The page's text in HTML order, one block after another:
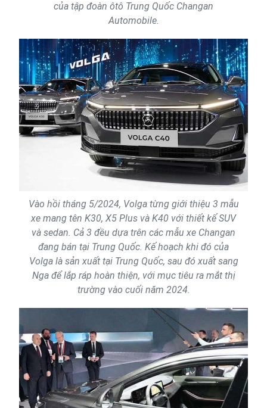
của tập đoàn ôtô Trung Quốc Changan
Automobile.
Vào hồi tháng 5/2024, Volga từng giới thiệu 3 mẫu
xe mang tên K30, X5 Plus và K40 với thiết kế SUV
và sedan. Cả 3 đều dựa trên các mẫu xe Changan
đang bán tại Trung Quốc. Kế hoạch khi đó của
Volga là sản xuất tại Trung Quốc, sau đó xuất sang
Nga để lắp ráp hoàn thiện, với mục tiêu ra mắt thị
trường vào cuối năm 2024.